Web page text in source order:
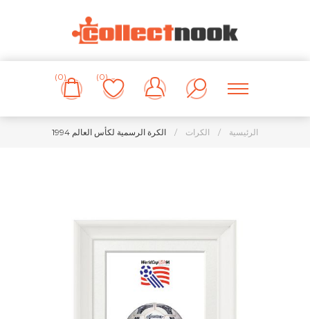
(0)
(0)
الرئيسية / الكرات / الكرة الرسمية لكأس العالم 1994